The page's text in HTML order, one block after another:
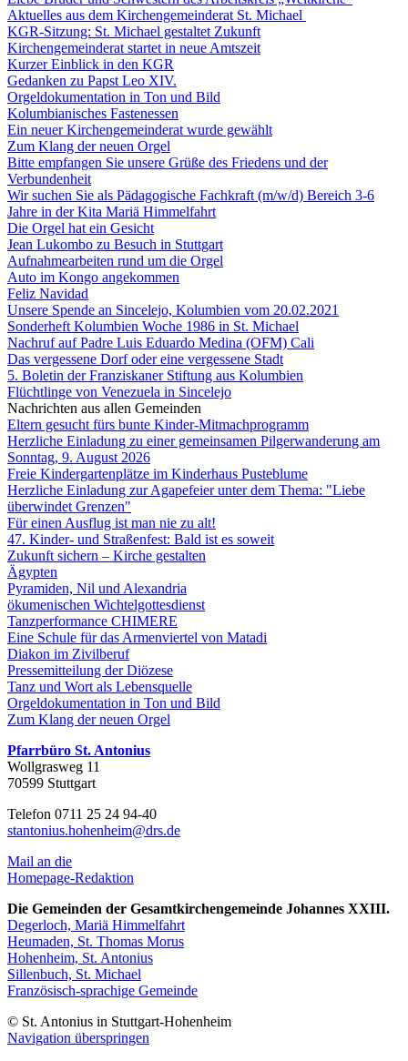
Aktuelles aus dem Kirchengemeinderat St. Michael
KGR-Sitzung: St. Michael gestaltet Zukunft
Kirchengemeinderat startet in neue Amtszeit
Kurzer Einblick in den KGR
Gedanken zu Papst Leo XIV.
Orgeldokumentation in Ton und Bild
Kolumbianisches Fastenessen
Ein neuer Kirchengemeinderat wurde gewählt
Zum Klang der neuen Orgel
Bitte empfangen Sie unsere Grüße des Friedens und der
Verbundenheit
Wir suchen Sie als Pädagogische Fachkraft (m/w/d) Bereich 3-6
Jahre in der Kita Mariä Himmelfahrt
Die Orgel hat ein Gesicht
Jean Lukombo zu Besuch in Stuttgart
Aufnahmearbeiten rund um die Orgel
Auto im Kongo angekommen
Feliz Navidad
Unsere Spende an Sincelejo, Kolumbien vom 20.02.2021
Sonderheft Kolumbien Woche 1986 in St. Michael
Nachruf auf Padre Luis Eduardo Medina (OFM) Cali
Das vergessene Dorf oder eine vergessene Stadt
5. Boletin der Franziskaner Stiftung aus Kolumbien
Flüchtlinge von Venezuela in Sincelejo
Nachrichten aus allen Gemeinden
Eltern gesucht fürs bunte Kinder-Mitmachprogramm
Herzliche Einladung zu einer gemeinsamen Pilgerwanderung am
Sonntag, 9. August 2026
Freie Kindergartenplätze im Kinderhaus Pusteblume
Herzliche Einladung zur Agapefeier unter dem Thema: "Liebe
überwindet Grenzen"
Für einen Ausflug ist man nie zu alt!
47. Kinder- und Straßenfest: Bald ist es soweit
Zukunft sichern – Kirche gestalten
Ägypten
Pyramiden, Nil und Alexandria
ökumenischen Wichtelgottesdienst
Tanzperformance CHIMERE
Eine Schule für das Armenviertel von Matadi
Diakon im Zivilberuf
Pressemitteilung der Diözese
Tanz und Wort als Lebensquelle
Orgeldokumentation in Ton und Bild
Zum Klang der neuen Orgel
Pfarrbüro St. Antonius
Wollgrasweg 11
70599 Stuttgart
Telefon 0711 25 24 94-40
stantonius.hohenheim@drs.de
Mail an die
Homepage-Redaktion
Die Gemeinden der Gesamtkirchengemeinde Johannes XXIII.
Degerloch, Mariä Himmelfahrt
Heumaden, St. Thomas Morus
Hohenheim, St. Antonius
Sillenbuch, St. Michael
Französisch-sprachige Gemeinde
© St. Antonius in Stuttgart-Hohenheim
Navigation überspringen